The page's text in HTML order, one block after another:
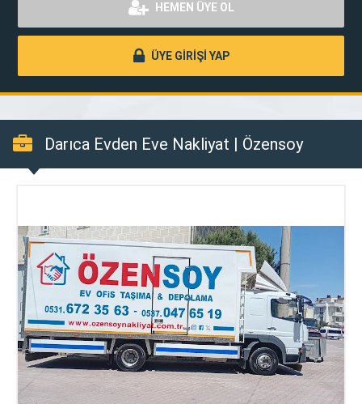
HEMEN ÜYE OL
ÜYE GİRİŞİ YAP
Darıca Evden Eve Nakliyat | Özensoy